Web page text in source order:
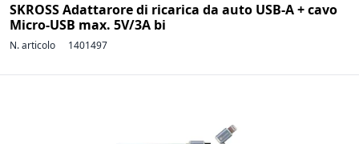
SKROSS Adattarore di ricarica da auto USB-A + cavo
Micro-USB max. 5V/3A bi
N. articolo 1401497